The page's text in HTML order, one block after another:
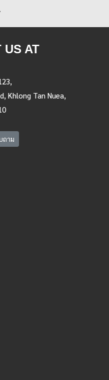
US AT
Khlong Tan Nuea,
าม